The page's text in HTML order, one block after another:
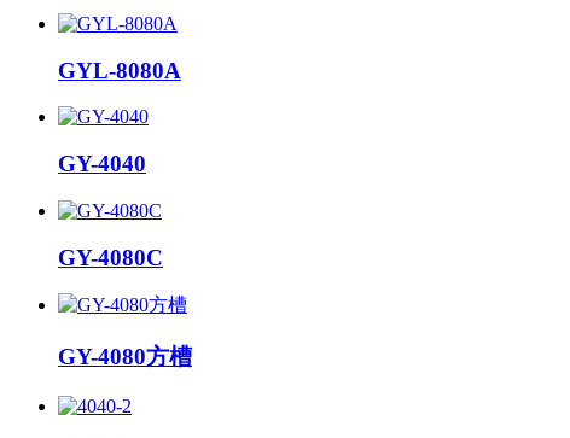
GYL-8080A
GY-4040
GY-4080C
GY-4080方槽